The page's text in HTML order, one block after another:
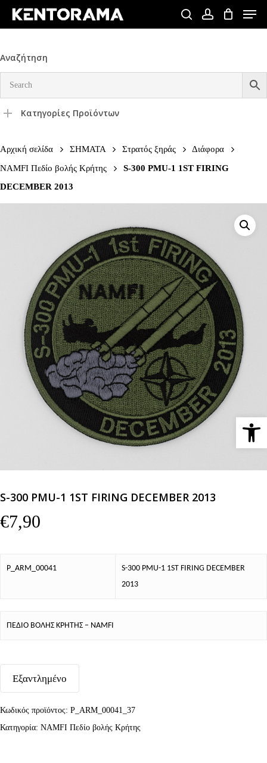
Skip
content
searchaccount
Menu
Αναζήτηση
Κατηγορίες Προϊόντων
Αρχική σελίδα ΣΗΜΑΤΑ Στρατός ξηράς
Διάφορα
NAMFI Πεδίο βολής Κρήτης
S-300 PMU-1 1ST FIRING
DECEMBER 2013
S-300 PMU-1 1ST FIRING DECEMBER 2013
€7,90
P_ARM_00041
S-300 PMU-1 1ST FIRING DECEMBER
2013
ΠΕΔΙΟ ΒΟΛΗΣ ΚΡΗΤΗΣ – NAMFI
Εξαντλημένο
Κωδικός προϊόντος: P_ARM_00041_37
Κατηγορία: NAMFI Πεδίο βολής Κρήτης